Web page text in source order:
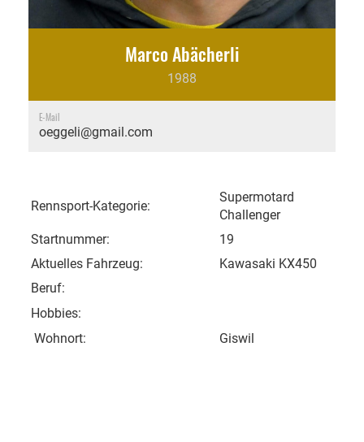
Marco Abächerli
1988
E-Mail
oeggeli@gmail.com
Rennsport-Kategorie:
Supermotard
Challenger
Startnummer:
19
Aktuelles Fahrzeug:
Kawasaki KX450
Beruf:
Hobbies:
Wohnort:
Giswil